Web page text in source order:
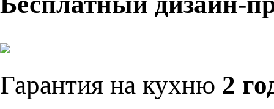
Гарантия на кухню 2